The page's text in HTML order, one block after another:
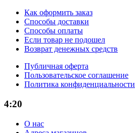
Как оформить заказ
Способы доставки
Способы оплаты
Если товар не подошел
Возврат денежных средств
Публичная оферта
Пользовательское соглашение
Политика конфиденциальности
4:20
О нас